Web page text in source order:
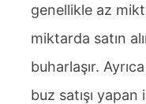
genellikle az
miktarda satın
buharlaşır.
buz satışı